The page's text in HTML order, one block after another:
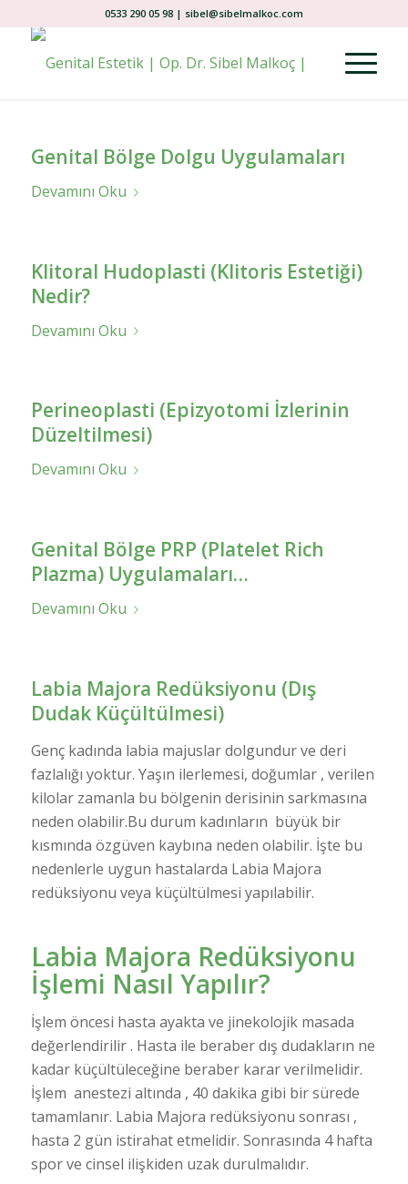
0533 290 05 98 | sibel@sibelmalkoc.com
Genital Bölge Dolgu Uygulamaları
Devamını Oku
Klitoral Hudoplasti (Klitoris Estetiği)
Nedir?
Devamını Oku
Perineoplasti (Epizyotomi İzlerinin
Düzeltilmesi)
Devamını Oku
Genital Bölge PRP (Platelet Rich
Plazma) Uygulamaları…
Devamını Oku
Labia Majora Redüksiyonu (Dış
Dudak Küçültülmesi)
Genç kadında labia majuslar dolgundur ve deri
fazlalığı yoktur. Yaşın ilerlemesi, doğumlar , verilen
kilolar zamanla bu bölgenin derisinin sarkmasına
neden olabilir.Bu durum kadınların büyük bir
kısmında özgüven kaybına neden olabilir. İşte bu
nedenlerle uygun hastalarda Labia Majora
redüksiyonu veya küçültülmesi yapılabilir.
Labia Majora Redüksiyonu
İşlemi Nasıl Yapılır?
İşlem öncesi hasta ayakta ve jinekolojik masada
değerlendirilir . Hasta ile beraber dış dudakların ne
kadar küçültüleceğine beraber karar verilmelidir.
İşlem anestezi altında , 40 dakika gibi bir sürede
tamamlanır. Labia Majora redüksiyonu sonrası ,
hasta 2 gün istirahat etmelidir. Sonrasında 4 hafta
spor ve cinsel ilişkiden uzak durulmalıdır.